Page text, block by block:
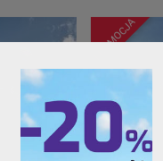
PROMOCJA